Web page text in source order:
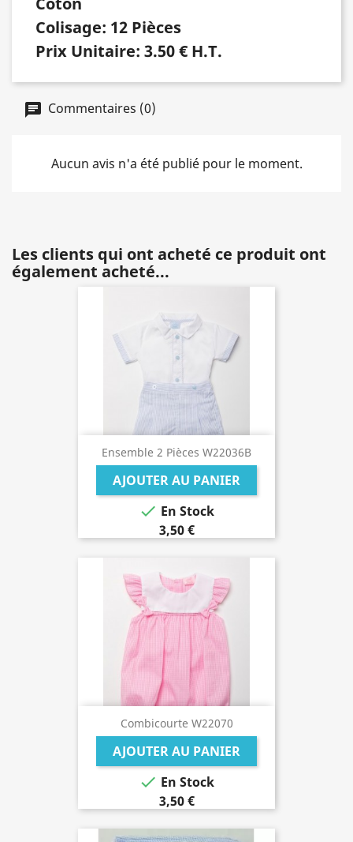
Colisage: 12 Pièces
Prix Unitaire: 3.50 € H.T.
Commentaires (0)
Aucun avis n'a été publié pour le moment.
Les clients qui ont acheté ce produit ont
également acheté...
Ensemble 2 Pièces W22036B
AJOUTER AU PANIER
 En Stock
3,50 €
Combicourte W22070
AJOUTER AU PANIER
 En Stock
3,50 €